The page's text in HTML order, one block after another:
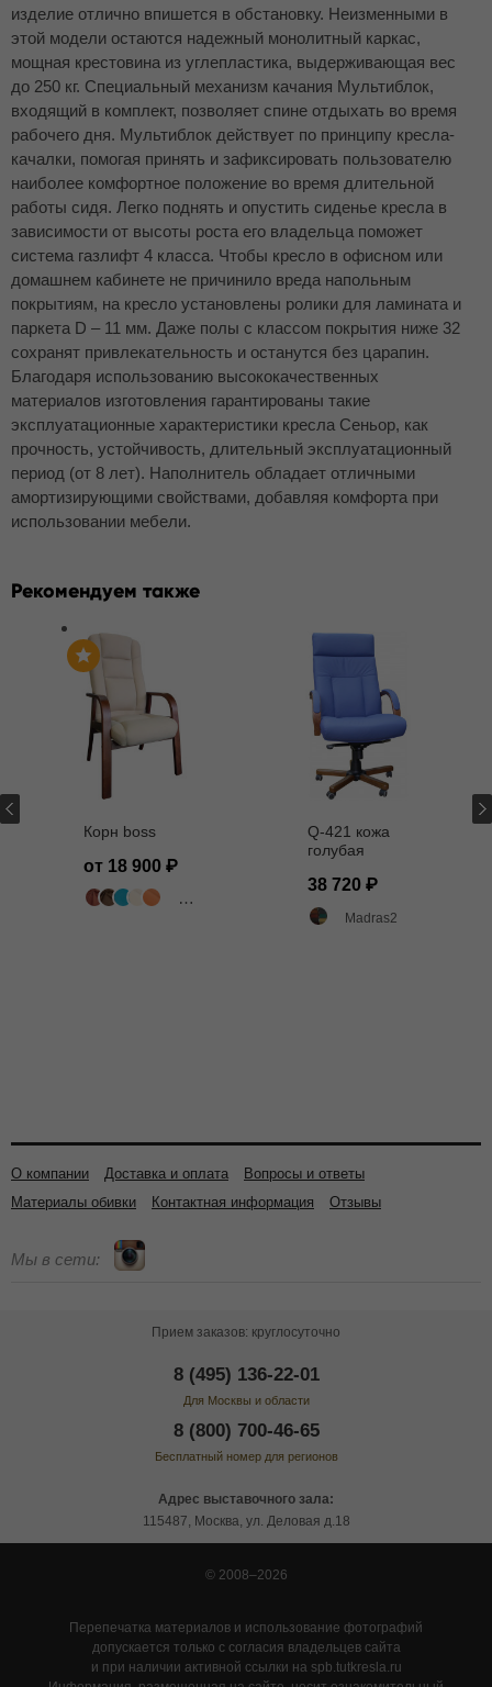
изделие отлично впишется в обстановку. Неизменными в
этой модели остаются надежный монолитный каркас,
мощная крестовина из углепластика, выдерживающая вес
до 250 кг. Специальный механизм качания Мультиблок,
входящий в комплект, позволяет спине отдыхать во время
рабочего дня. Мультиблок действует по принципу кресла-
качалки, помогая принять и зафиксировать пользователю
наиболее комфортное положение во время длительной
работы сидя. Легко поднять и опустить сиденье кресла в
зависимости от высоты роста его владельца поможет
система газлифт 4 класса. Чтобы кресло в офисном или
домашнем кабинете не причинило вреда напольным
покрытиям, на кресло установлены ролики для ламината и
паркета D – 11 мм. Даже полы с классом покрытия ниже 32
сохранят привлекательность и останутся без царапин.
Благодаря использованию высококачественных
материалов изготовления гарантированы такие
эксплуатационные характеристики кресла Сеньор, как
прочность, устойчивость, длительный эксплуатационный
период (от 8 лет). Наполнитель обладает отличными
амортизирующими свойствами, добавляя комфорта при
использовании мебели.
Рекомендуем также
Корн boss
от 18 900
503 цвета
Q-421 кожа
голубая
38 720
Madras2
О компании Доставка и оплата
Вопросы и ответы
Материалы обивки
Контактная информация Отзывы
Мы в сети:
Прием заказов: круглосуточно
8 (495) 136-22-01
Для Москвы и области
8 (800) 700-46-65
Бесплатный номер для регионов
Адрес выставочного зала:
115487, Москва, ул. Деловая д.18
© 2008–2026
Перепечатка материалов и использование фотографий
допускается только с согласия владельцев сайта
и при наличии активной ссылки на spb.tutkresla.ru